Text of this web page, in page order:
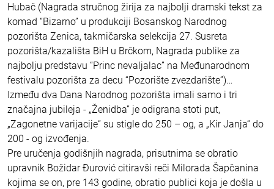
Hubač (Nagrada stručnog žirija za najbolji dramski tekst za
komad “Bizarno” u produkciji Bosanskog Narodnog
pozorišta Zenica, takmičarska selekcija 27. Susreta
pozorišta/kazališta BiH u Brčkom, Nagrada publike za
najbolju predstavu “Princ nevaljalac” na Međunarodnom
festivalu pozorišta za decu “Pozorište zvezdarište”)…
Između dva Dana Narodnog pozorišta imali samo i tri
značajna jubileja - „Ženidba” je odigrana stoti put,
„Zagonetne varijacije“ su stigle do 250 – og, a „Kir Janja“ do
200 - og izvođenja.
Pre uručenja godišnjih nagrada, prisutnima se obratio
upravnik Božidar Đurović citiravši reči Milorada Šapčanina
kojima se on, pre 143 godine, obratio publici koja je došla u